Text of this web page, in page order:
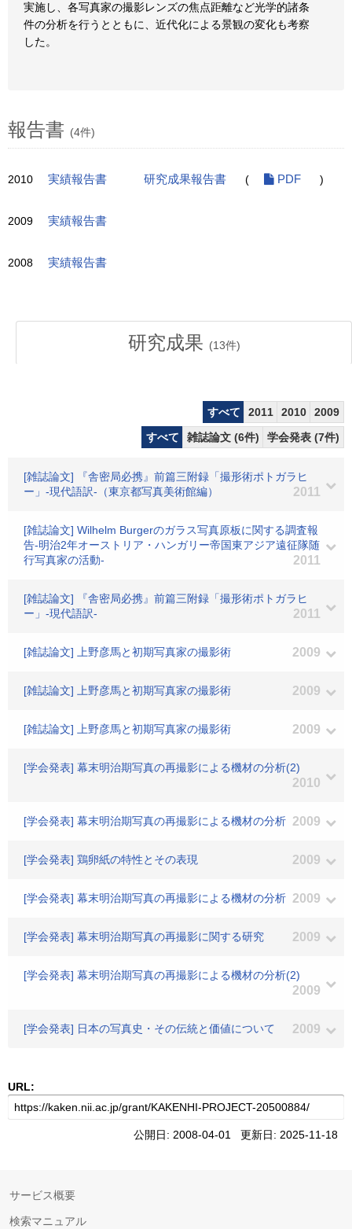
実施し、各写真家の撮影レンズの焦点距離など光学的諸条
件の分析を行うとともに、近代化による景観の変化も考察
した。
報告書 (4件)
2010 実績報告書 研究成果報告書 ( PDF )
2009 実績報告書
2008 実績報告書
研究成果 (13件)
すべて 2011 2010
2009
すべて
雑誌論文 (6件) 学会発表 (7件)
[雑誌論文] 『舎密局必携』前篇三附録「撮形術ポトガラヒ
ー」-現代語訳-（東京都写真美術館編）
2011
[雑誌論文] Wilhelm Burgerのガラス写真原板に関する調査報
告-明治2年オーストリア・ハンガリー帝国東アジア遠征隊随
行写真家の活動-
2011
[雑誌論文] 『舎密局必携』前篇三附録「撮形術ポトガラヒ
ー」-現代語訳-
2011
[雑誌論文] 上野彦馬と初期写真家の撮影術 2009
[雑誌論文] 上野彦馬と初期写真家の撮影術 2009
[雑誌論文] 上野彦馬と初期写真家の撮影術 2009
[学会発表] 幕末明治期写真の再撮影による機材の分析(2)
2010
[学会発表] 幕末明治期写真の再撮影による機材の分析 2009
[学会発表] 鶏卵紙の特性とその表現 2009
[学会発表] 幕末明治期写真の再撮影による機材の分析 2009
[学会発表] 幕末明治期写真の再撮影に関する研究 2009
[学会発表] 幕末明治期写真の再撮影による機材の分析(2)
2009
[学会発表] 日本の写真史・その伝統と価値について 2009
URL:
公開日: 2008-04-01 更新日: 2025-11-18
サービス概要
検索マニュアル